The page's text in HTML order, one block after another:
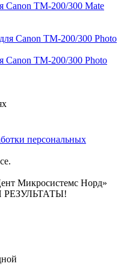
Canon TM-200/300 Mate
Canon TM-200/300 Photo
персональных
Микросистемс Норд»